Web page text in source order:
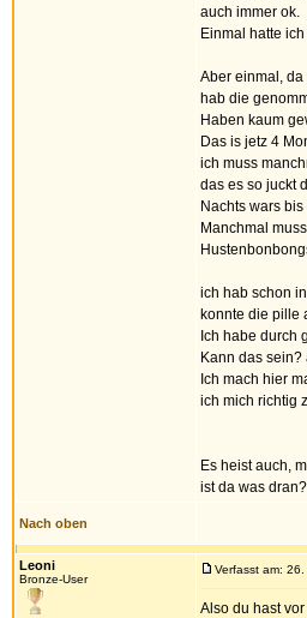
auch immer ok.
Einmal hatte
Aber einmal,
hab die
Haben kaum
Das is jetz 4
ich muss
das es so juckt
Nachts wars
Manchmal
ich hab schon
konnte die pille
Ich habe durch
Kann das
Ich mach hier
ich mich richtig
Es heist auch,
ist da was
Nach oben
Leoni
Bronze-User
Verfasst am:
Also du hast